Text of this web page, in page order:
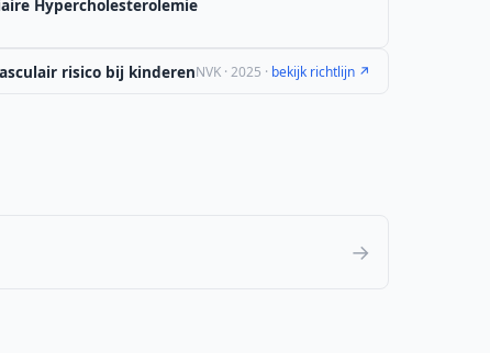
Hypercholesterolemie
risico bij kinderenNVK · 2025 · bekijk richtlijn ↗
→